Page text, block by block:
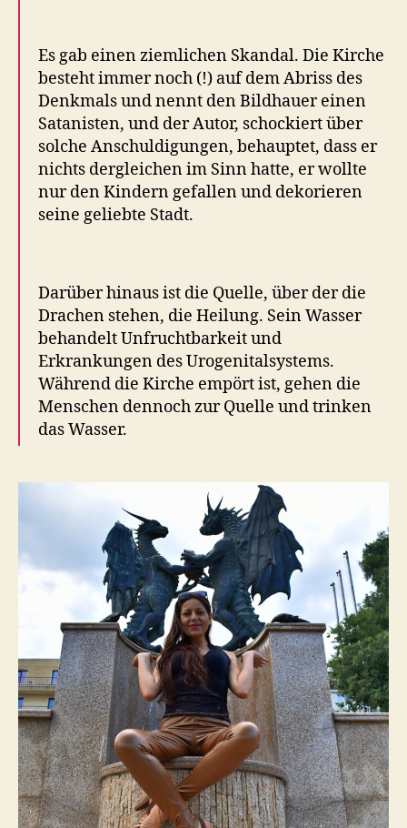
Es gab einen ziemlichen Skandal. Die Kirche
besteht immer noch (!) auf dem Abriss des
Denkmals und nennt den Bildhauer einen
Satanisten, und der Autor, schockiert über
solche Anschuldigungen, behauptet, dass er
nichts dergleichen im Sinn hatte, er wollte
nur den Kindern gefallen und dekorieren
seine geliebte Stadt.
Darüber hinaus ist die Quelle, über der die
Drachen stehen, die Heilung. Sein Wasser
behandelt Unfruchtbarkeit und
Erkrankungen des Urogenitalsystems.
Während die Kirche empört ist, gehen die
Menschen dennoch zur Quelle und trinken
das Wasser.